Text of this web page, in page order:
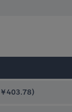
￥403.78)